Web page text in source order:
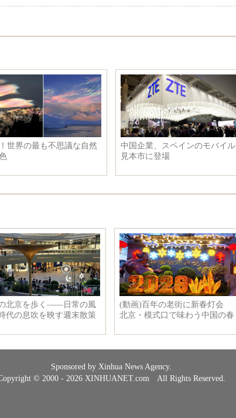
世界の最も不思議な自然
中国企業、スペインのモバイル
見本市に登場
Sponsored by Xinhua News Agency.
© 2000 - 2026 XINHUANET.com All Rights Reserved.